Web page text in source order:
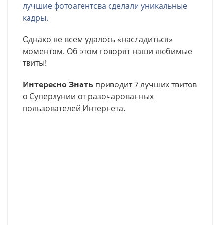
лучшие фотоагентсва сделали уникальные
кадры.
Однако не всем удалось «насладиться»
моментом. Об этом говорят наши любимые
твиты!
Интересно Знать приводит 7 лучших твитов
о Суперлунии от разочарованных
пользователей Интернета.